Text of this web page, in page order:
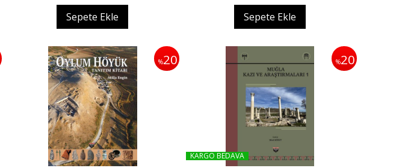
Sepete Ekle
Sepete Ekle
%20 %20
KARGO BEDAVA